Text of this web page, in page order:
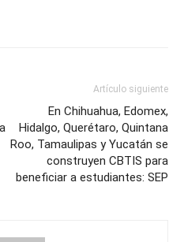
Artículo siguiente
En Chihuahua, Edomex,
Hidalgo, Querétaro, Quintana
Roo, Tamaulipas y Yucatán se
construyen CBTIS para
beneficiar a estudiantes: SEP